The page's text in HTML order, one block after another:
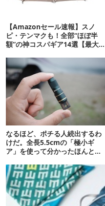
【Amazonセール速報】スノ
ピ・テンマクも！全部“ほぼ半
額”の神コスパギア14選【最大
なるほど、ポチる人続出するわ
けだ。全長5.5cmの「極小ギ
ア」を使って分かったほんとの